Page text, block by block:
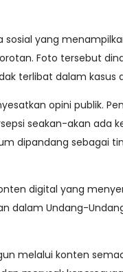
sosial yang
Foto tersebut
terlibat dalam kasus
opini publik.
seakan-akan ada
dipandang sebagai
digital yang
dalam Undang-
melalui konten